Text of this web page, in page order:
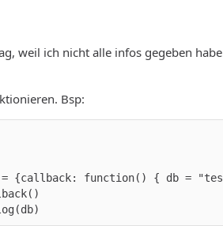
weil ich nicht alle infos gegeben
Bsp: